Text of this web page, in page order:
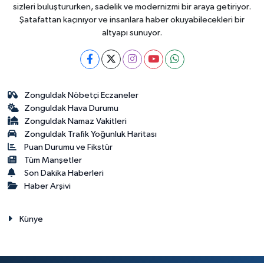
sizleri buluştururken, sadelik ve modernizmi bir araya getiriyor.
Şatafattan kaçınıyor ve insanlara haber okuyabilecekleri bir
altyapı sunuyor.
Zonguldak Nöbetçi Eczaneler
Zonguldak Hava Durumu
Zonguldak Namaz Vakitleri
Zonguldak Trafik Yoğunluk Haritası
Puan Durumu ve Fikstür
Tüm Manşetler
Son Dakika Haberleri
Haber Arşivi
Künye